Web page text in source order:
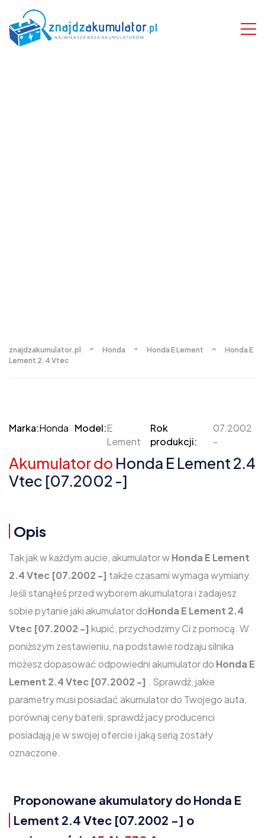
znajdzakumulator.pl Honda Honda E Lement
Honda E
Lement 2.4 Vtec
Marka:Honda Model:E
Lement
Rok
produkcji:
07.2002
-
Akumulator do Honda E Lement 2.4
Vtec [07.2002 -]
Opis
Tak jak w każdym aucie, akumulator wHonda E Lement
2.4 Vtec [07.2002 -] także czasami wymaga wymiany.
Jeśli stanąłeś przed wyborem akumulatora i zadajesz
sobie pytanie jaki akumulator doHonda E Lement 2.4
Vtec [07.2002 -] kupić, przychodzimy Ci z pomocą. W
poniższym zestawieniu, na podstawie rodzaju silnika
możesz dopasować odpowiedni akumulator do Honda E
Lement 2.4 Vtec [07.2002 -] . Sprawdź, jakie
parametry musi posiadać akumulator do Twojego auta,
porównaj ceny baterii, sprawdź jacy producenci
posiadają je w swojej ofercie i jaką serią zostały
oznaczone.
Proponowane akumulatory do Honda E
Lement 2.4 Vtec [07.2002 -] o